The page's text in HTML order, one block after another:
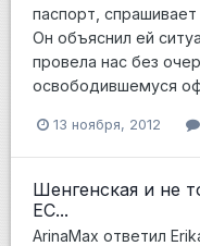
паспорт,
Он объяснил ей
провела нас без
освободившемуся
13 ноября, 2012
Шенгенская и не
ЕС...
ArinaMax ответил